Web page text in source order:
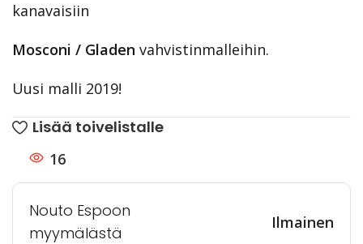
kanavaisiin
Mosconi / Gladen vahvistinmalleihin.
Uusi malli 2019!
Lisää toivelistalle
16
Nouto Espoon
myymälästä
Ilmainen